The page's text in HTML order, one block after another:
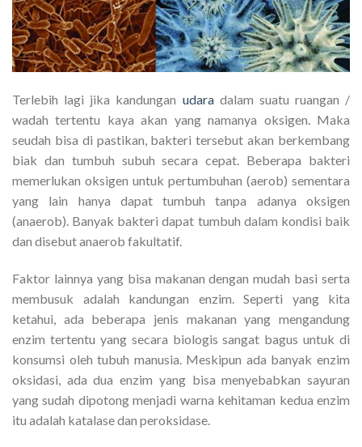
Terlebih lagi jika kandungan udaradalam suatu ruangan /
wadah tertentu kaya akan yang namanya oksigen. Maka
seudah bisa di pastikan, bakteri tersebut akan berkembang
biak dan tumbuh subuh secara cepat. Beberapa bakteri
memerlukan oksigen untuk pertumbuhan (aerob) sementara
yang lain hanya dapat tumbuh tanpa adanya oksigen
(anaerob). Banyak bakteri dapat tumbuh dalam kondisi baik
dan disebut anaerob fakultatif.
Faktor lainnya yang bisa makanan dengan mudah basi serta
membusuk adalah kandungan enzim. Seperti yang kita
ketahui, ada beberapa jenis makanan yang mengandung
enzim tertentu yang secara biologis sangat bagus untuk di
konsumsi oleh tubuh manusia. Meskipun ada banyak enzim
oksidasi, ada dua enzim yang bisa menyebabkan sayuran
yang sudah dipotong menjadi warna kehitaman kedua enzim
itu adalah katalase dan peroksidase.